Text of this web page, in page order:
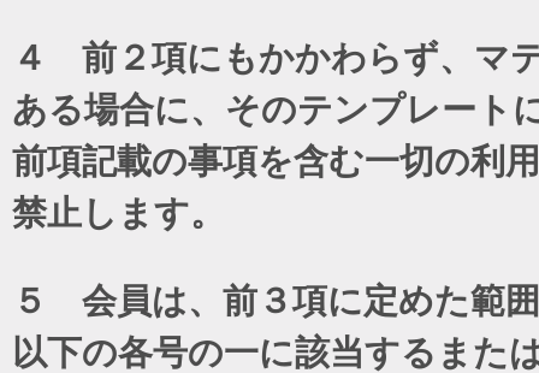
４ 前２項にもかかわらず、マ
ある場合に、そのテンプレート
前項記載の事項を含む一切の利
禁止します。
５ 会員は、前３項に定めた範
以下の各号の一に該当するまた